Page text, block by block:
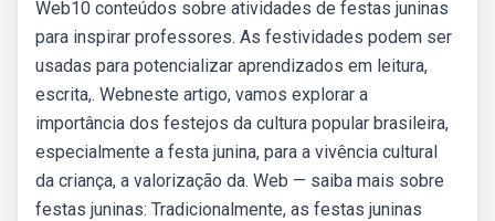
Web10 conteúdos sobre atividades de festas juninas
para inspirar professores. As festividades podem ser
usadas para potencializar aprendizados em leitura,
escrita,. Webneste artigo, vamos explorar a
importância dos festejos da cultura popular brasileira,
especialmente a festa junina, para a vivência cultural
da criança, a valorização da. Web — saiba mais sobre
festas juninas: Tradicionalmente, as festas juninas